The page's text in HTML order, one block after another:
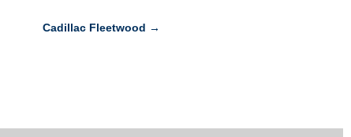
Cadillac Fleetwood →